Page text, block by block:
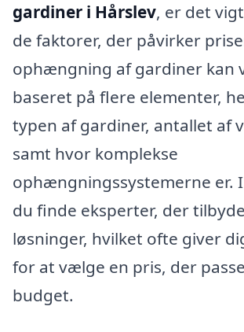
gardiner i Hårslev, er det
de faktorer, der påvirker
ophængning af gardiner kan
baseret på flere elementer,
typen af gardiner, antallet af
samt hvor komplekse
ophængningssystemerne er.
du finde eksperter, der
løsninger, hvilket ofte giver
for at vælge en pris, der
budget.